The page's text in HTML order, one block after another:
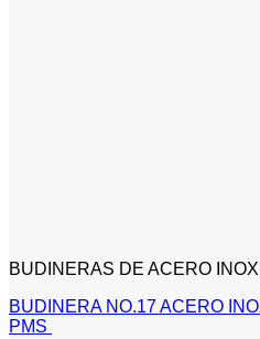
BUDINERAS DE ACERO
BUDINERA NO.17 ACERO
PMS